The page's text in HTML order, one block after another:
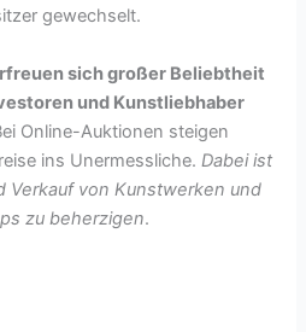
gewechselt.
sich großer Beliebtheit
und Kunstliebhaber
Online-Auktionen steigen
ins Unermessliche. Dabei ist
Verkauf von Kunstwerken und
zu beherzigen.